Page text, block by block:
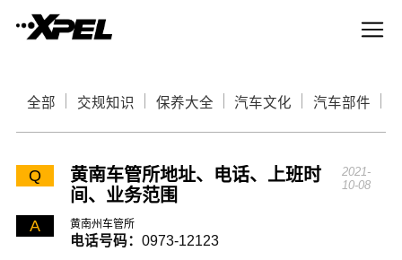
全部 交规知识 保养大全 汽车文化 汽车部件
Q
黄南车管所地址、电话、上班时
间、业务范围
2021-
10-08
A 黄南州车管所
电话号码： 0973-12123